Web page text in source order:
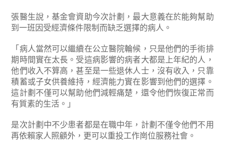
張醫生說，基金會資助今次計劃，最大意義在於能夠幫助
到一班因受經濟條件限制而缺乏選擇的病人。
「病人當然可以繼續在公立醫院輪候，只是他們的手術排
期時間實在太長。受這病影響的病者大都是上年紀的人，
他們收入不算高，甚至是一些退休人士，沒有收入，只靠
積蓄或子女供養維持，經濟能力實在影響到他們的選擇。
這計劃不僅可以幫助他們減輕痛楚，還令他們恢復正常而
有質素的生活。」
是次計劃中不少患者都是在職中年，計劃不僅令他們不用
再依賴家人照顧外，更可以重投工作崗位服務社會。